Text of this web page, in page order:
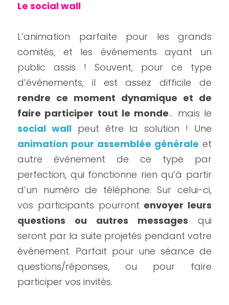
Le social wall
L’animation parfaite pour les grands
comités, et les événements ayant un
public assis ! Souvent, pour ce type
rendre ce moment dynamique et de
faire participer tout le monde
social wall
animation pour assemblée générale et
autre événement de ce type par
perfection, qui fonctionne rien qu’à partir
d’un numéro de téléphone. Sur celui-ci,
vos participants pourront envoyer leurs
questions ou autres messages qui
seront par la suite projetés pendant votre
événement. Parfait pour une séance de
questions/réponses, ou pour faire
participer vos invités.